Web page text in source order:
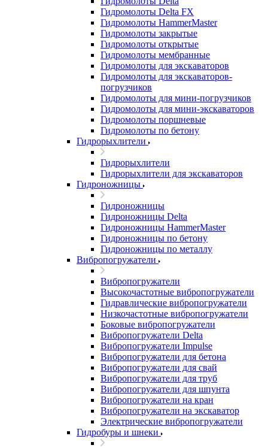
Гидромолоты Delta FX
Гидромолоты HammerMaster
Гидромолоты закрытые
Гидромолоты открытые
Гидромолоты мембранные
Гидромолоты для экскаваторов
Гидромолоты для экскаваторов-
погрузчиков
Гидромолоты для мини-погрузчиков
Гидромолоты для мини-экскаваторов
Гидромолоты поршневые
Гидромолоты по бетону
Гидрорыхлители
Гидрорыхлители
Гидрорыхлители для экскаваторов
Гидроножницы
Гидроножницы
Гидроножницы Delta
Гидроножницы HammerMaster
Гидроножницы по бетону
Гидроножницы по металлу
Вибропогружатели
Вибропогружатели
Высокочастотные вибропогружатели
Гидравлические вибропогружатели
Низкочастотные вибропогружатели
Боковые вибропогружатели
Вибропогружатели Delta
Вибропогружатели Impulse
Вибропогружатели для бетона
Вибропогружатели для свай
Вибропогружатели для труб
Вибропогружатели для шпунта
Вибропогружатели на кран
Вибропогружатели на экскаватор
Электрические вибропогружатели
Гидробуры и шнеки